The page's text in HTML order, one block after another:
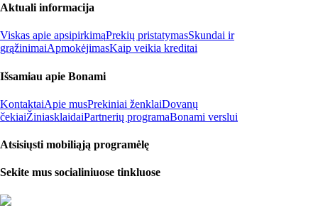
Aktuali informacija
Viskas apie apsipirkimąPrekių pristatymasSkundai ir
grąžinimaiApmokėjimasKaip veikia kreditai
Išsamiau apie Bonami
KontaktaiApie musPrekiniai ženklaiDovanų
čekiaiŽiniasklaidaiPartnerių programaBonami verslui
Atsisiųsti mobiliąją programėlę
Sekite mus socialiniuose tinkluose